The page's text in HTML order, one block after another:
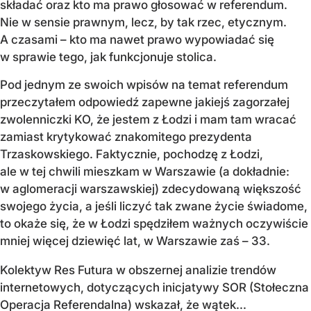
składać oraz kto ma prawo głosować w referendum.
Nie w sensie prawnym, lecz, by tak rzec, etycznym.
A czasami – kto ma nawet prawo wypowiadać się
w sprawie tego, jak funkcjonuje stolica.
Pod jednym ze swoich wpisów na temat referendum
przeczytałem odpowiedź zapewne jakiejś zagorzałej
zwolenniczki KO, że jestem z Łodzi i mam tam wracać
zamiast krytykować znakomitego prezydenta
Trzaskowskiego. Faktycznie, pochodzę z Łodzi,
ale w tej chwili mieszkam w Warszawie (a dokładnie:
w aglomeracji warszawskiej) zdecydowaną większość
swojego życia, a jeśli liczyć tak zwane życie świadome,
to okaże się, że w Łodzi spędziłem ważnych oczywiście
mniej więcej dziewięć lat, w Warszawie zaś – 33.
Kolektyw Res Futura w obszernej analizie trendów
internetowych, dotyczących inicjatywy SOR (Stołeczna
Operacja Referendalna) wskazał, że wątek...